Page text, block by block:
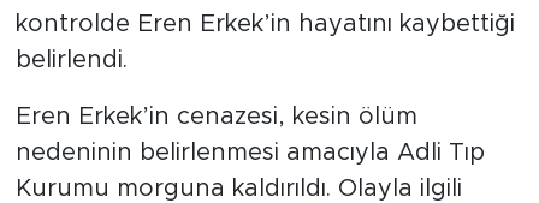
kontrolde Eren Erkek’in hayatını kaybettiği
belirlendi.
Eren Erkek’in cenazesi, kesin ölüm
nedeninin belirlenmesi amacıyla Adli Tıp
Kurumu morguna kaldırıldı. Olayla ilgili